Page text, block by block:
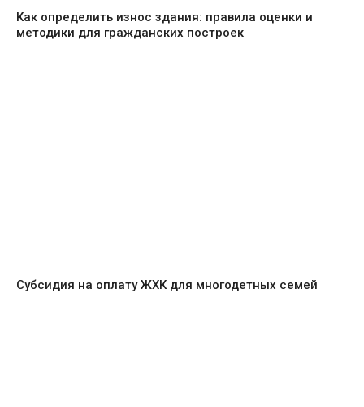
Как определить износ здания: правила оценки и
методики для гражданских построек
Субсидия на оплату ЖХК для многодетных семей